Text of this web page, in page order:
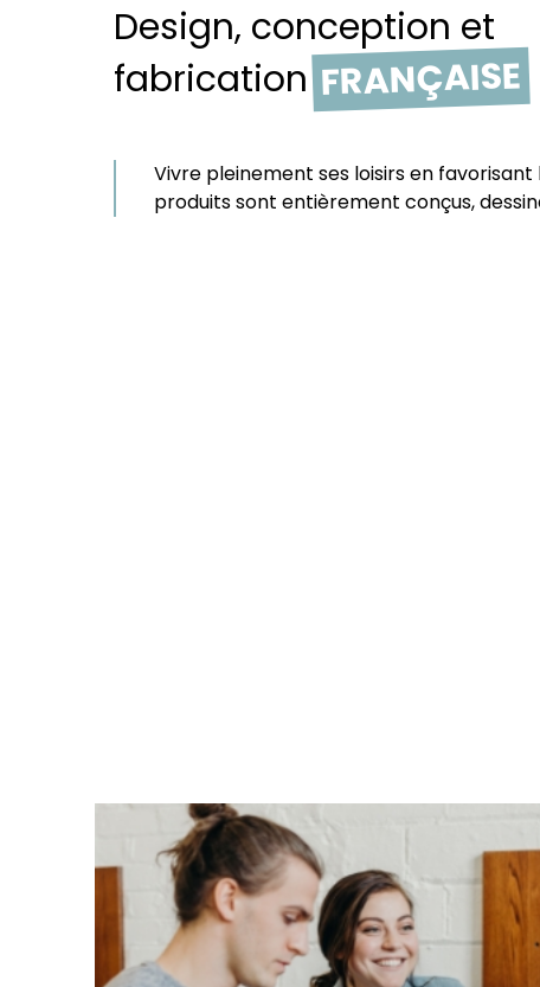
Design, conception et
fabrication FRANÇAISE
Vivre pleinement ses loisirs en favorisant
produits sont entièrement conçus,